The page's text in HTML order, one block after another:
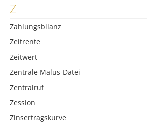
Z
Zahlungsbilanz
Zeitrente
Zeitwert
Zentrale Malus-Datei
Zentralruf
Zession
Zinsertragskurve